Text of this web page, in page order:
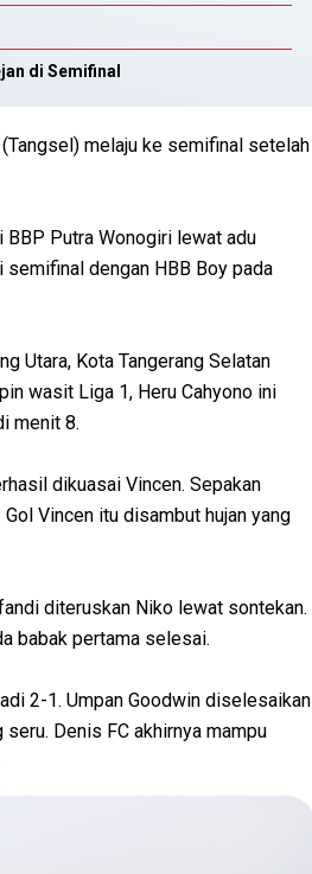
di Semifinal
melaju ke semifinal setelah
BBP Putra Wonogiri lewat adu
dengan HBB Boy pada
Utara, Kota Tangerang Selatan
wasit Liga 1, Heru Cahyono ini
menit 8.
dikuasai Vincen. Sepakan
Vincen itu disambut hujan yang
diteruskan Niko lewat sontekan.
babak pertama selesai.
2-1. Umpan Goodwin diselesaikan
Denis FC akhirnya mampu